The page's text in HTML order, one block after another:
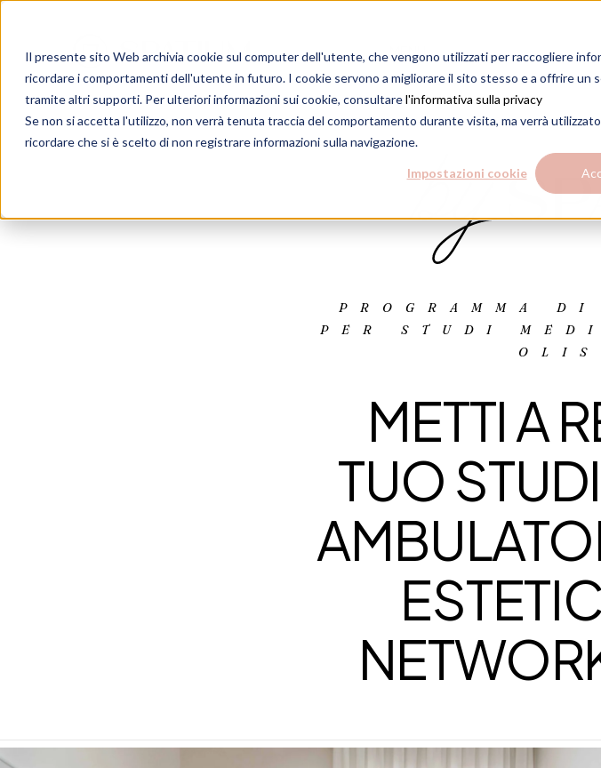
Il presente sito Web archivia cookie sul computer dell'utente, che vengono utilizzati per raccogliere
ricordare i comportamenti dell'utente in futuro. I cookie servono a migliorare il sito stesso e a offrire un
tramite altri supporti. Per ulteriori informazioni sui cookie, consultarel'informativa sulla privacy
Se non si accetta l'utilizzo, non verrà tenuta traccia del comportamento durante visita, ma verrà
ricordare che si è scelto di non registrare informazioni sulla navigazione.
Impostazioni cookie
PROGRAMMA
PER STUDI
METTI A
TUO